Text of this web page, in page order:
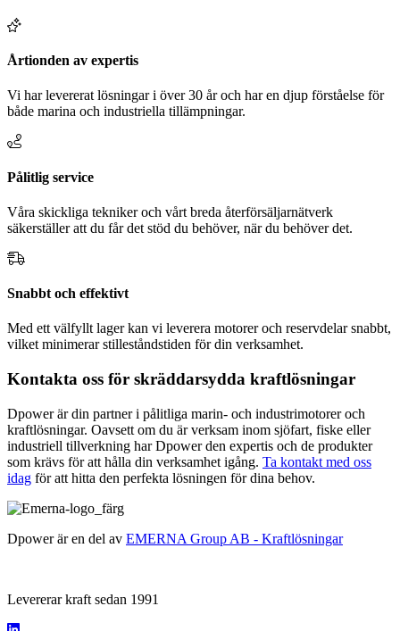
Årtionden av expertis
Vi har levererat lösningar i över 30 år och har en djup förståelse för
både marina och industriella tillämpningar.
Pålitlig service
Våra skickliga tekniker och vårt breda återförsäljarnätverk
säkerställer att du får det stöd du behöver, när du behöver det.
Snabbt och effektivt
Med ett välfyllt lager kan vi leverera motorer och reservdelar snabbt,
vilket minimerar stilleståndstiden för din verksamhet.
Kontakta oss för skräddarsydda kraftlösningar
Dpower är din partner i pålitliga marin- och industrimotoreroch
kraftlösningar. Oavsett om du är verksam inom sjöfart, fiske eller
industriell tillverkning har Dpower den expertis och de produkter
som krävs för att hålla din verksamhet igång. Ta kontakt med oss
idag för att hitta den perfekta lösningen för dina behov.
Dpower är en del av EMERNA Group AB - Kraftlösningar
Levererar kraft sedan 1991